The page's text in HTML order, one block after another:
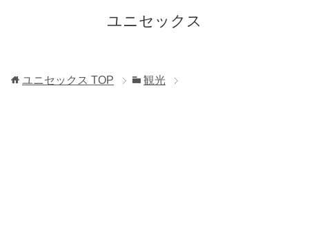
ユニセックス
ユニセックス TOP 観光